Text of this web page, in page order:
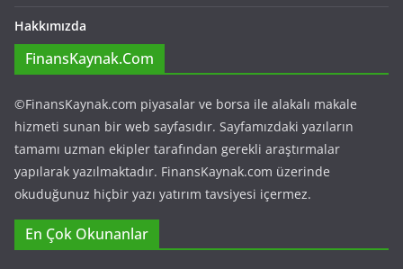
Hakkımızda
FinansKaynak.Com
©FinansKaynak.com piyasalar ve borsa ile alakalı makale
hizmeti sunan bir web sayfasıdır. Sayfamızdaki yazıların
tamamı uzman ekipler tarafından gerekli araştırmalar
yapılarak yazılmaktadır. FinansKaynak.com üzerinde
okuduğunuz hiçbir yazı yatırım tavsiyesi içermez.
En Çok Okunanlar